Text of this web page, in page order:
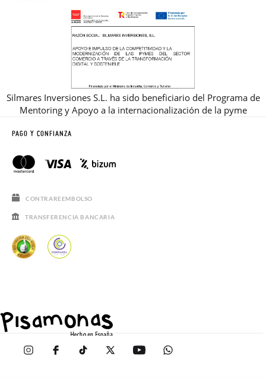
Silmares Inversiones S.L. ha sido beneficiario del Programa de
Mentoring y Apoyo a la internacionalización de la pyme
PAGO Y CONFIANZA
CONTRAREEMBOLSO
TRANSFERENCIA BANCARIA